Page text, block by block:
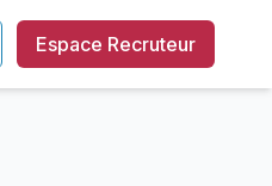
Espace Recruteur